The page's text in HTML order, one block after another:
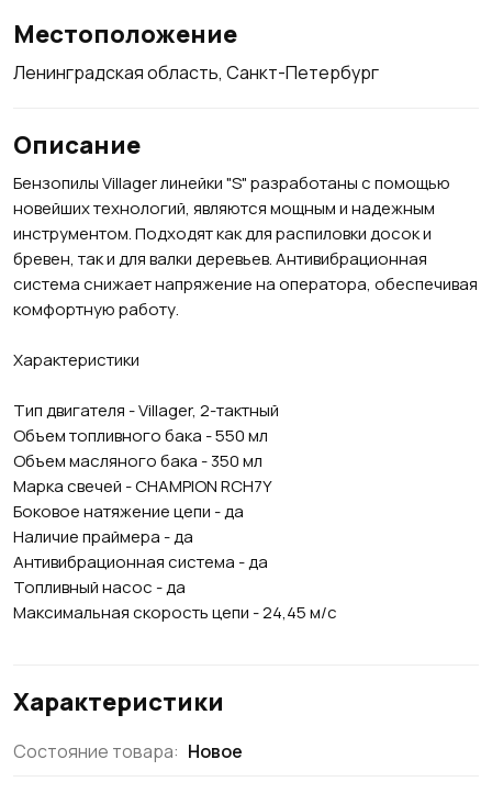
Местоположение
Ленинградская область, Санкт-Петербург
Описание
Бензопилы Villager линейки "S" разработаны с помощью
новейших технологий, являются мощным и надежным
инструментом. Подходят как для распиловки досок и
бревен, так и для валки деревьев. Антивибрационная
система снижает напряжение на оператора, обеспечивая
комфортную работу.
Характеристики
Тип двигателя - Villager, 2-тактный
Объем топливного бака - 550 мл
Объем масляного бака - 350 мл
Марка свечей - CHAMPION RCH7Y
Боковое натяжение цепи - да
Наличие праймера - да
Антивибрационная система - да
Топливный насос - да
Максимальная скорость цепи - 24,45 м/с
Характеристики
Состояние товара: Новое